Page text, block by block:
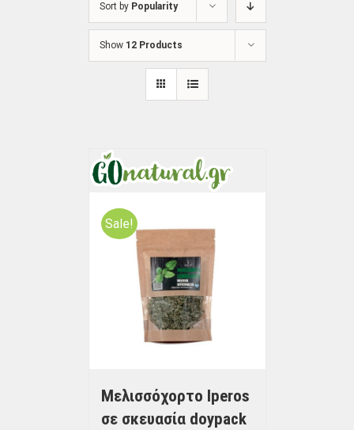
Sort by Popularity
Show 12 Products
Sale!
Μελισσόχορτο Iperos
σε σκευασία doypack